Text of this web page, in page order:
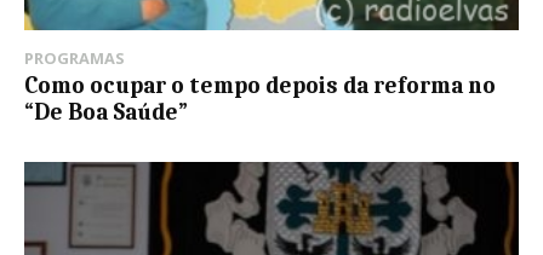
PROGRAMAS
Como ocupar o tempo depois da reforma no
“De Boa Saúde”